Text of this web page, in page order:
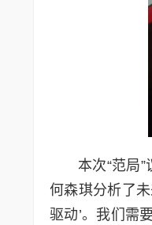
本次“范局
何森琪分析了
驱动’。我们需